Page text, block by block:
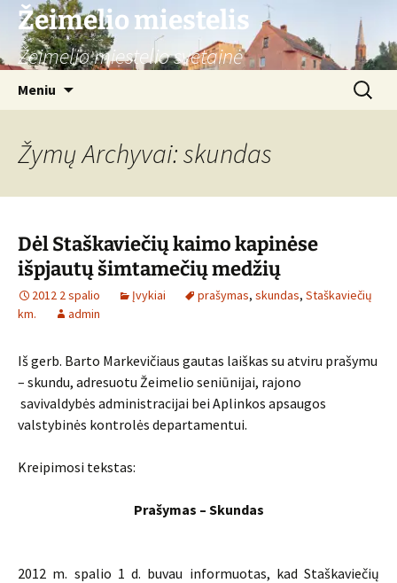
Žeimelio miestelis
Žeimelio miestelio svetainė
Meniu Ieškoti:
Žymų Archyvai: skundas
Dėl Staškaviečių kaimo kapinėse
išpjautų šimtamečių medžių
2012 2 spalio Įvykiai prašymas, skundas, Staškaviečių
km.
admin
Iš gerb. Barto Markevičiaus gautas laiškas su atviru prašymu
– skundu, adresuotu Žeimelio seniūnijai, rajono
savivaldybės administracijai bei Aplinkos apsaugos
valstybinės kontrolės departamentui.
Kreipimosi tekstas:
Prašymas – Skundas
2012 m. spalio 1 d. buvau informuotas, kad Staškaviečių